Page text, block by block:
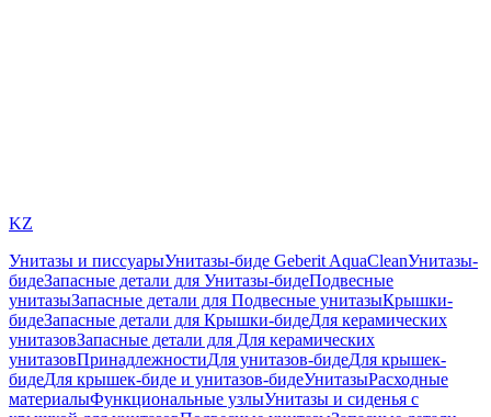
KZ
Унитазы и писсуарыУнитазы-биде Geberit AquaCleanУнитазы-
бидеЗапасные детали для Унитазы-бидеПодвесные
унитазыЗапасные детали для Подвесные унитазыКрышки-
бидеЗапасные детали для Крышки-бидеДля керамических
унитазовЗапасные детали для Для керамических
унитазовПринадлежностиДля унитазов-бидеДля крышек-
бидеДля крышек-биде и унитазов-бидеУнитазыРасходные
материалыФункциональные узлыУнитазы и сиденья с